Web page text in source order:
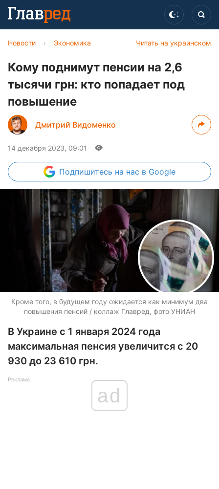
Читать на украинском
Новости › Экономика
Кому поднимут пенсии на 2,6
тысячи грн: кто попадает под
повышение
Дмитрий Видоменко
14 декабря 2023, 09:01
Подпишитесь на нас в Google
Кроме того, в будущем году ожидается как минимум два
повышения пенсий / коллаж Главред, фото УНИАН
В Украине с 1 января 2024 года
максимальная пенсия увеличится с 20
930 до 23 610 грн.
Реклама
ad